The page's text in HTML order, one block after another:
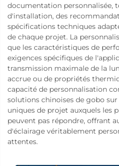
documentation personnalisée,
d'installation, des
spécifications techniques
de chaque projet. La
que les caractéristiques de
exigences spécifiques de
transmission maximale de la
accrue ou de propriétés
capacité de personnalisation
solutions chinoises de gobo
uniques de projet auxquels les
peuvent pas répondre, offrant
d'éclairage véritablement
attentes.